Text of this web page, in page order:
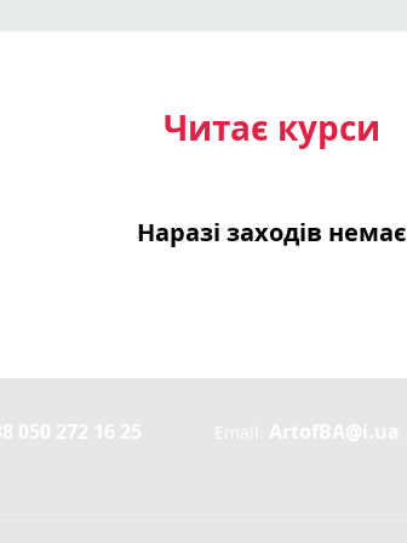
Читає курси
Наразі заходів немає
050 272 16 25 Email: ArtofBA@i.ua